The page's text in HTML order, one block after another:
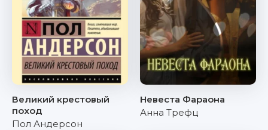
Великий крестовый
поход
Пол Андерсон
Невеста Фараона
Анна Трефц